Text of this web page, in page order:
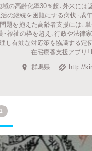
グから探す キュレー
最新達成プロジェクト
の高齢化率30％超、外来には
の継続を困難にする病状・成
題を抱えた高齢者支援には、
・福祉の枠を超え、行政や法
し有効な対応策を協議する定例
在宅療養支援アプリ「
群馬県
http://
1